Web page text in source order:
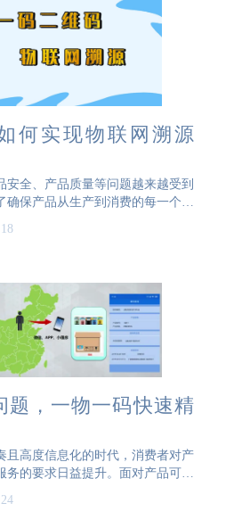
何实现物联网溯源
安全、产品质量等问题越来越受到
确保产品从生产到消费的每一个环
实现物联网溯源的重要手段。那
题，一物一码快速精
且高度信息化的时代，消费者对产
务的要求日益提升。面对产品可能
如何实现快速精准的定位与解决，
户满意度与品牌忠诚度的关键。而